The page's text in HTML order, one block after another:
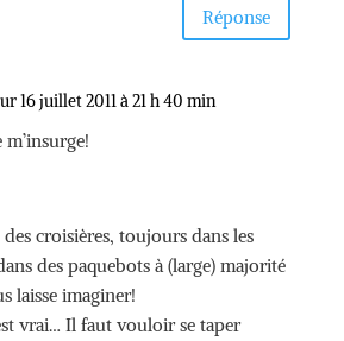
Réponse
16 juillet 2011 à 21 h 40 min
des croisières, toujours dans les
des paquebots à (large) majorité
laisse imaginer!
vrai… Il faut vouloir se taper